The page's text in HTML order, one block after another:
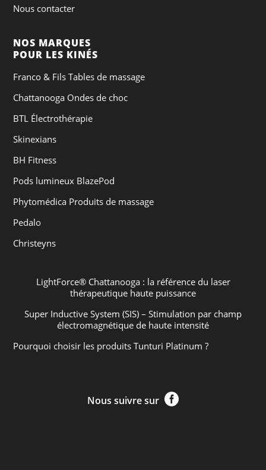
Nous contacter
NOS MARQUES
POUR LES KINÉS
Franco & Fils Tables de massage
Chattanooga Ondes de choc
BTL Électrothérapie
Skinexians
BH Fitness
Pods lumineux BlazePod
Phytomédica Produits de massage
Pedalo
Christeyns
LightForce® Chattanooga : la référence du laser
thérapeutique haute puissance
Super Inductive System (SIS) – Stimulation par champ
électromagnétique de haute intensité
Pourquoi choisir les produits Tunturi Platinum ?
Nous suivre sur 